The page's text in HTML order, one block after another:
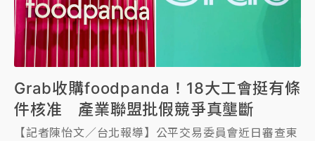
Grab收購foodpanda！18大工會挺有條
件核准 產業聯盟批假競爭真壟斷
【記者陳怡文／台北報導】公平交易委員會近日審查東